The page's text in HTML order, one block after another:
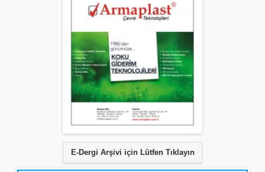
E-Dergi Arşivi için Lütfen Tıklayın